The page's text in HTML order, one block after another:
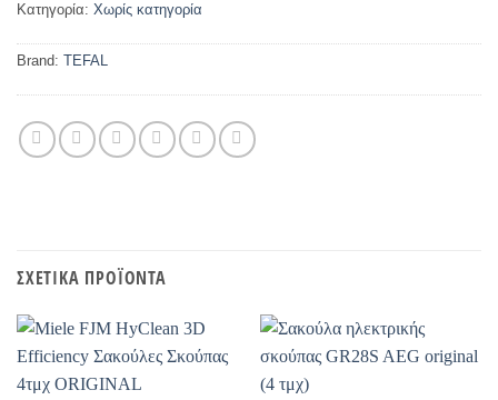
Κατηγορία: Χωρίς κατηγορία
Brand: TEFAL
ΣΧΕΤΙΚΆ ΠΡΟΪΌΝΤΑ